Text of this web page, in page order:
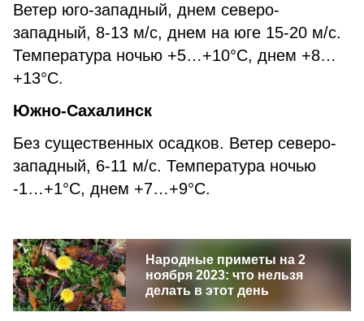
Ветер юго-западный, днем северо-
западный, 8-13 м/с, днем на юге 15-20 м/с.
Температура ночью +5…+10°С, днем +8…
+13°С.
Южно-Сахалинск
Без существенных осадков. Ветер северо-
западный, 6-11 м/с. Температура ночью
-1…+1°С, днем +7…+9°С.
Народные приметы на 2
ноября 2023: что нельзя
делать в этот день